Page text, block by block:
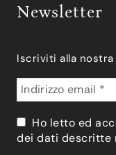
Newsletter
Iscriviti alla
Ho letto ed
dei dati descritte